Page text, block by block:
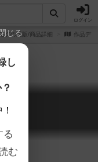
ログイン
グの通販/商品詳細 作品デー
閉じる
し
る
む